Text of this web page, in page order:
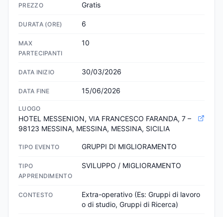
PREZZO Gratis
DURATA (ORE) 6
MAX
PARTECIPANTI
10
DATA INIZIO 30/03/2026
DATA FINE 15/06/2026
LUOGO
HOTEL MESSENION, VIA FRANCESCO FARANDA, 7 –
98123 MESSINA, MESSINA, MESSINA, SICILIA
TIPO EVENTO GRUPPI DI MIGLIORAMENTO
TIPO
APPRENDIMENTO
SVILUPPO / MIGLIORAMENTO
CONTESTO
Extra-operativo (Es: Gruppi di lavoro
o di studio, Gruppi di Ricerca)